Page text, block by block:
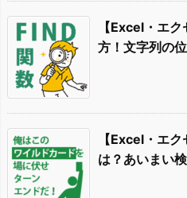
【Excel・エ
方！文字列の
【Excel・エ
は？あいまい